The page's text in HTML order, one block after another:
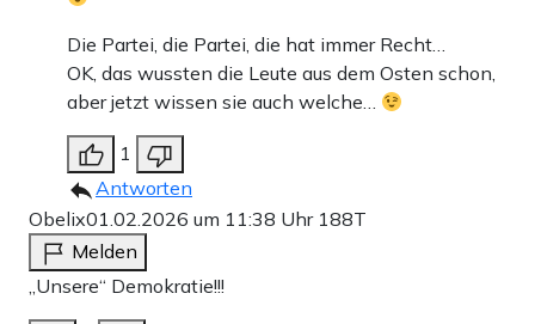
Die Partei, die Partei, die hat immer Recht…
OK, das wussten die Leute aus dem Osten schon,
aber jetzt wissen sie auch welche…
1
Antworten
Obelix01.02.2026 um 11:38 Uhr 188T
Melden
„Unsere“ Demokratie!!!